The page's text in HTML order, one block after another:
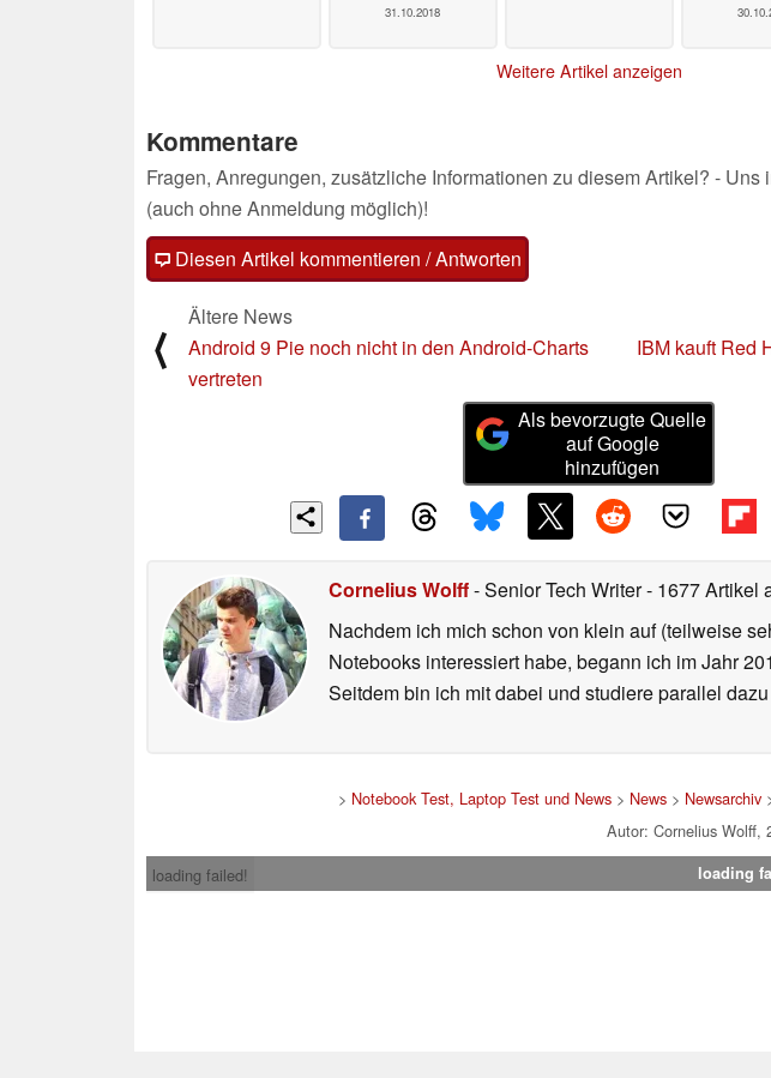
31.10.2018
Weitere Artikel anzeigen
Kommentare
Fragen, Anregungen, zusätzliche Informationen zu diesem Artikel? - Uns
(auch ohne Anmeldung möglich)!
Diesen Artikel kommentieren / Antworten
⟨
Ältere News
Android 9 Pie noch nicht in den Android-Charts
vertreten
IBM kauft Red
Als bevorzugte Quelle
auf Google
hinzufügen
Cornelius Wolff- Senior Tech Writer- 1677 Artikel
Nachdem ich mich schon von klein auf (teilweise
Notebooks interessiert habe, begann ich im Jahr
Seitdem bin ich mit dabei und studiere parallel
> Notebook Test, Laptop Test und News > News > Newsarchiv
Autor: Cornelius Wolff,
loading failed!
loading